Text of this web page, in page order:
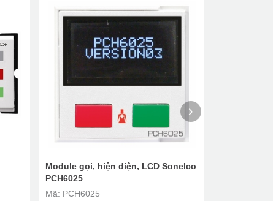
Module gọi, hiện diện, LCD Sonelco
PCH6025
Mã: PCH6025